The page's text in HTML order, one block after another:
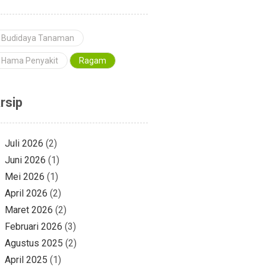
Budidaya Tanaman
Hama Penyakit Ragam
Juli 2026 (2)
Juni 2026 (1)
Mei 2026 (1)
April 2026 (2)
Maret 2026 (2)
Februari 2026 (3)
Agustus 2025 (2)
April 2025 (1)